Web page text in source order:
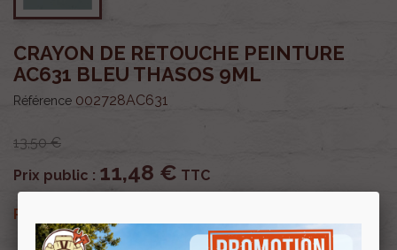
CRAYON DE RETOUCHE PEINTURE
AC631 BLEU THASOS 9ML
Référence 002728AC631
13,50 €
Prix public : 11,48 € TTC
Prix club